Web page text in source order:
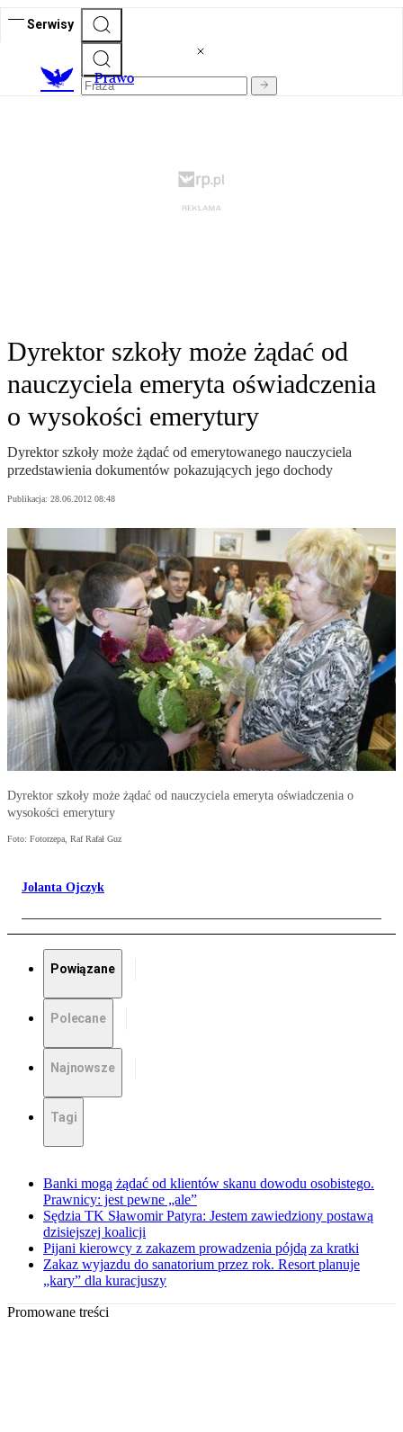
Serwisy
Prawo
Dyrektor szkoły może żądać od
nauczyciela emeryta oświadczenia
o wysokości emerytury
Dyrektor szkoły może żądać od emerytowanego nauczyciela
przedstawienia dokumentów pokazujących jego dochody
Publikacja: 28.06.2012 08:48
Dyrektor szkoły może żądać od nauczyciela emeryta oświadczenia o
wysokości emerytury
Foto: Fotorzepa, Raf Rafał Guz
Jolanta Ojczyk
Powiązane
Polecane
Najnowsze
Tagi
Banki mogą żądać od klientów skanu dowodu osobistego.
Prawnicy: jest pewne „ale”
Sędzia TK Sławomir Patyra: Jestem zawiedziony postawą
dzisiejszej koalicji
Pijani kierowcy z zakazem prowadzenia pójdą za kratki
Zakaz wyjazdu do sanatorium przez rok. Resort planuje
„kary” dla kuracjuszy
Promowane treści